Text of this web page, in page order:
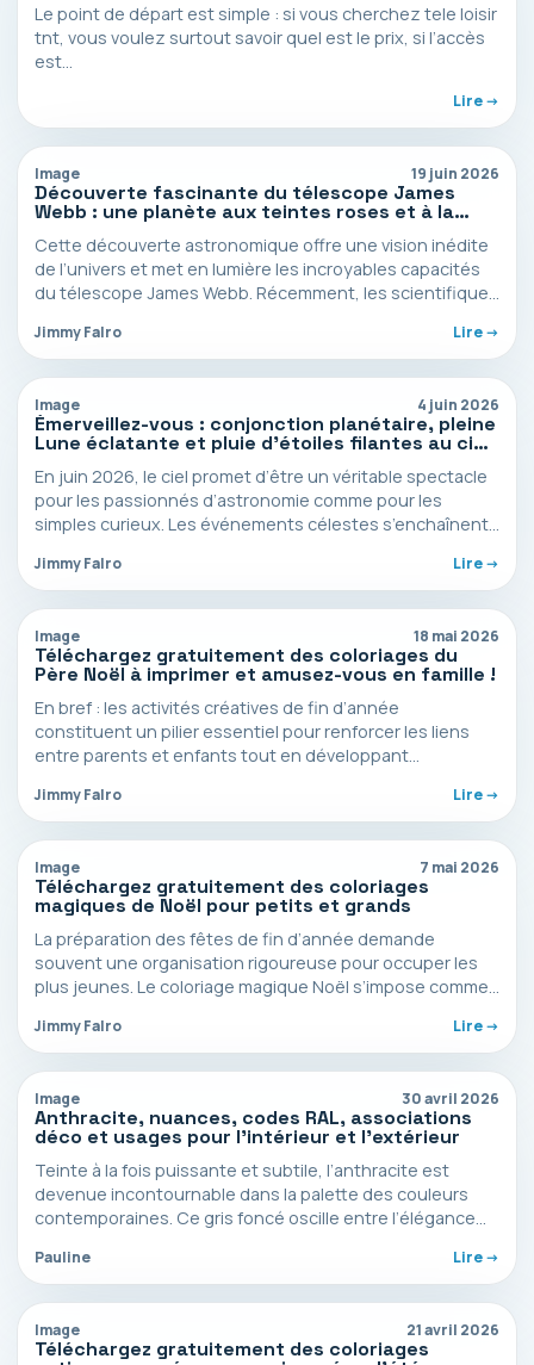
Le point de départ est simple : si vous cherchez tele loisir
tnt, vous voulez surtout savoir quel est le prix, si l’accès
est…
Lire ->
Image 19 juin 2026
Découverte fascinante du télescope James
Webb : une planète aux teintes roses et à la
surface salée
Cette découverte astronomique offre une vision inédite
de l’univers et met en lumière les incroyables capacités
du télescope James Webb. Récemment, les scientifiques
Jimmy Falro Lire ->
Image 4 juin 2026
Émerveillez-vous : conjonction planétaire, pleine
Lune éclatante et pluie d’étoiles filantes au ciel
En juin 2026, le ciel promet d’être un véritable spectacle
pour les passionnés d’astronomie comme pour les
simples curieux. Les événements célestes s’enchaînent,
Jimmy Falro Lire ->
Image 18 mai 2026
Téléchargez gratuitement des coloriages du
Père Noël à imprimer et amusez-vous en famille !
En bref : les activités créatives de fin d’année
constituent un pilier essentiel pour renforcer les liens
entre parents et enfants tout en développant…
Jimmy Falro Lire ->
Image 7 mai 2026
Téléchargez gratuitement des coloriages
magiques de Noël pour petits et grands
La préparation des fêtes de fin d’année demande
souvent une organisation rigoureuse pour occuper les
plus jeunes. Le coloriage magique Noël s’impose comme
Jimmy Falro Lire ->
Image 30 avril 2026
Anthracite, nuances, codes RAL, associations
déco et usages pour l’intérieur et l’extérieur
Teinte à la fois puissante et subtile, l’anthracite est
devenue incontournable dans la palette des couleurs
contemporaines. Ce gris foncé oscille entre l’élégance
Pauline Lire ->
Image 21 avril 2026
Téléchargez gratuitement des coloriages